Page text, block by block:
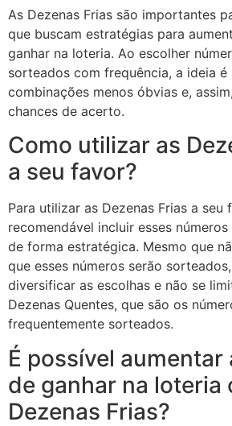
As Dezenas Frias são importantes
que buscam estratégias para
ganhar na loteria. Ao escolher
sorteados com frequência, a ideia é
combinações menos óbvias e,
chances de acerto.
Como utilizar as
a seu favor?
Para utilizar as Dezenas Frias a seu
recomendável incluir esses
de forma estratégica. Mesmo que
que esses números serão
diversificar as escolhas e não se
Dezenas Quentes, que são os
frequentemente sorteados.
É possível aumentar
de ganhar na loteria
Dezenas Frias?